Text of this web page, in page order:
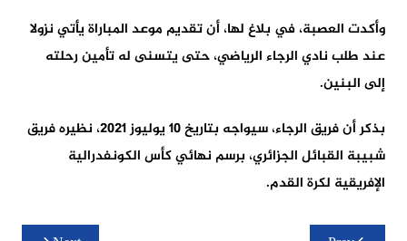
وأكدت العصبة، في بلاغ لها، أن تقديم موعد المباراة يأتي نزولا
عند طلب نادي الرجاء الرياضي، حتى يتسنى له تأمين رحلته
إلى البنين.
بذكر أن فريق الرجاء، سيواجه بتاريخ 10 يوليوز 2021، نظيره فريق
شبيبة القبائل الجزائري، برسم نهائي كأس الكونفدرالية
الإفريقية لكرة القدم.
تصفّح